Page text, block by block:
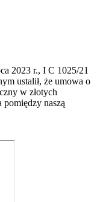
2023 r., I C 1025/21
ustalił, że umowa o
w złotych
naszą